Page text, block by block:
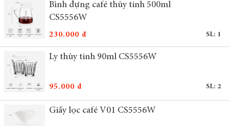
Bình đựng café thủy tinh 500ml
CS5556W
230.000 ₫ SL: 1
Ly thủy tinh 90ml CS5556W
95.000 ₫ SL: 2
Giấy lọc café V01 CS5556W